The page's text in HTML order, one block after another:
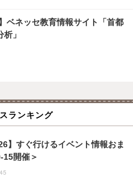
ベネッセ教育情報サイト「首都
」
ランキング
】すぐ行けるイベント情報おま
15開催＞